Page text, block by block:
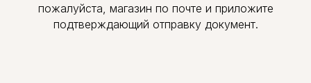
пожалуйста, магазин по почте и приложите
подтверждающий отправку документ.